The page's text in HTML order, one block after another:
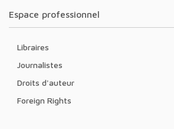
Espace professionnel
Libraires
Journalistes
Droits d'auteur
Foreign Rights